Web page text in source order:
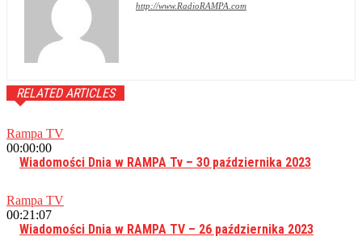
http://www.RadioRAMPA.com
RELATED ARTICLES
Rampa TV
00:00:00
Wiadomości Dnia w RAMPA Tv – 30 października 2023
Rampa TV
00:21:07
Wiadomości Dnia w RAMPA TV – 26 października 2023